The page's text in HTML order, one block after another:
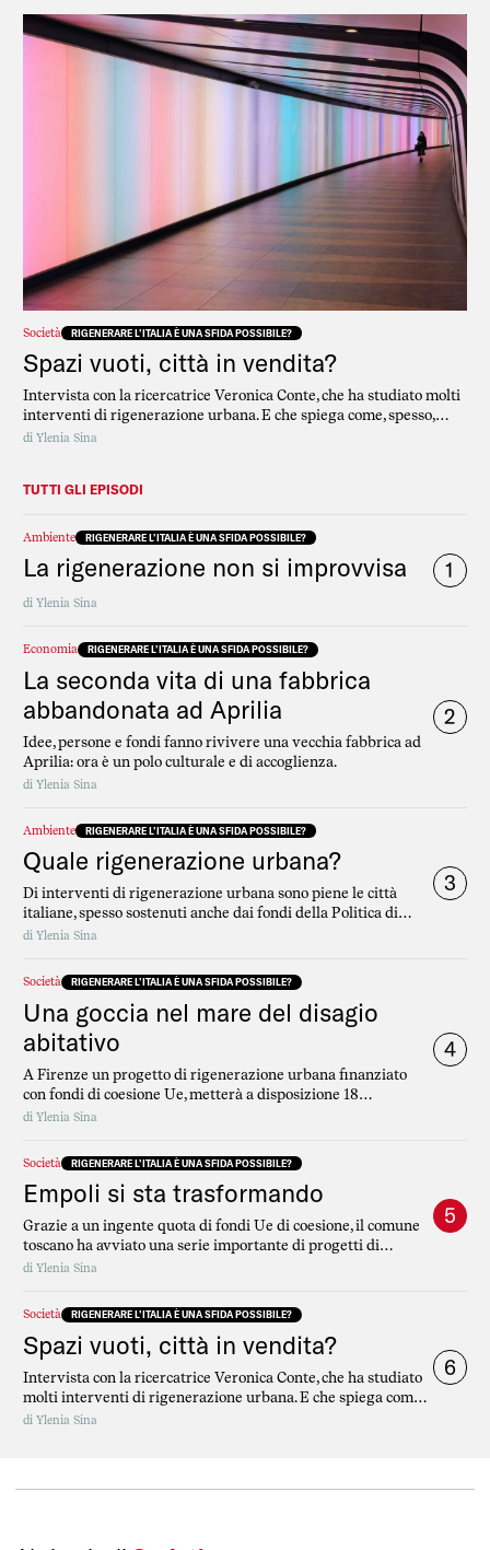
Società RIGENERARE L’ITALIA È UNA SFIDA POSSIBILE?
Spazi vuoti, città in vendita?
Intervista con la ricercatrice Veronica Conte, che ha studiato molti
interventi di rigenerazione urbana. E che spiega come, spesso,
questi grandi progetti sono “strumenti centrali dei modelli di
di Ylenia Sina
TUTTI GLI EPISODI
Ambiente RIGENERARE L’ITALIA È UNA SFIDA POSSIBILE?
La rigenerazione non si improvvisa
di Ylenia Sina
1
Economia RIGENERARE L’ITALIA È UNA SFIDA POSSIBILE?
La seconda vita di una fabbrica
abbandonata ad Aprilia
Idee, persone e fondi fanno rivivere una vecchia fabbrica ad
Aprilia: ora è un polo culturale e di accoglienza.
di Ylenia Sina
2
Ambiente RIGENERARE L’ITALIA È UNA SFIDA POSSIBILE?
Quale rigenerazione urbana?
Di interventi di rigenerazione urbana sono piene le città
italiane, spesso sostenuti anche dai fondi della Politica di
coesione Ue. Ma cosa vuol dire davvero questo termine dal
di Ylenia Sina
3
Società RIGENERARE L’ITALIA È UNA SFIDA POSSIBILE?
Una goccia nel mare del disagio
abitativo
A Firenze un progetto di rigenerazione urbana finanziato
con fondi di coesione Ue, metterà a disposizione 18
appartamenti per l’accoglienza temporanea di famiglie in
radicato: le persone che fanno fatica a permettersi una casa
sono sempre di più
di Ylenia Sina
4
Società RIGENERARE L’ITALIA È UNA SFIDA POSSIBILE?
Empoli si sta trasformando
Grazie a un ingente quota di fondi Ue di coesione, il comune
toscano ha avviato una serie importante di progetti di
rigenerazione urbana
di Ylenia Sina
5
Società RIGENERARE L’ITALIA È UNA SFIDA POSSIBILE?
Spazi vuoti, città in vendita?
Intervista con la ricercatrice Veronica Conte, che ha studiato
molti interventi di rigenerazione urbana. E che spiega come,
spesso, questi grandi progetti sono “strumenti centrali dei
di Ylenia Sina
6